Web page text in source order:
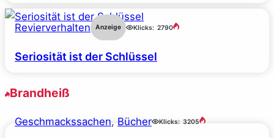
Revierverhalten Anzeige Klicks: 2790
Seriosität ist der Schlüssel
Brandheiß
Geschmackssachen, Bücher Klicks: 3205